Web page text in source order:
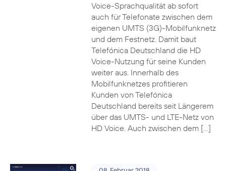
Voice-Sprachqualität ab sofort
auch für Telefonate zwischen dem
eigenen UMTS (3G)-Mobilfunknetz
und dem Festnetz. Damit baut
Telefónica Deutschland die HD
Voice-Nutzung für seine Kunden
weiter aus. Innerhalb des
Mobilfunknetzes profitieren
Kunden von Telefónica
Deutschland bereits seit Längerem
über das UMTS- und LTE-Netz von
HD Voice. Auch zwischen dem […]